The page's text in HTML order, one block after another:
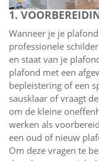
1.
Wanneer je je
professionele
en staat van je
plafond met een
bepleistering of een
sausklaar of vraagt
om de kleine
werken als
een oud of nieuw
Om deze vragen te